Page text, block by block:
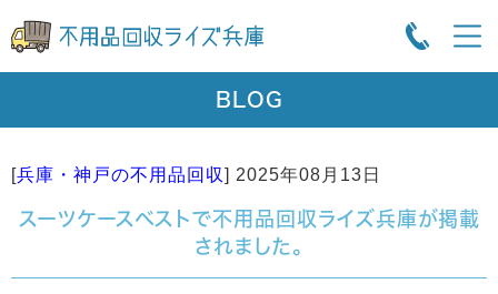
BLOG
[兵庫・神戸の不用品回収] 2025年08月13日
スーツケースベストで不用品回収ライズ兵庫が掲載
されました。